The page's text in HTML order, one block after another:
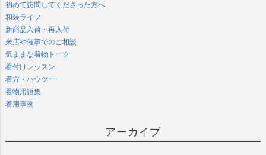
初めて訪問してくださった方へ
和装ライフ
新商品入荷・再入荷
来店や催事でのご相談
気ままな着物トーク
着付けレッスン
着方・ハウツー
着物用語集
着用事例
アーカイブ